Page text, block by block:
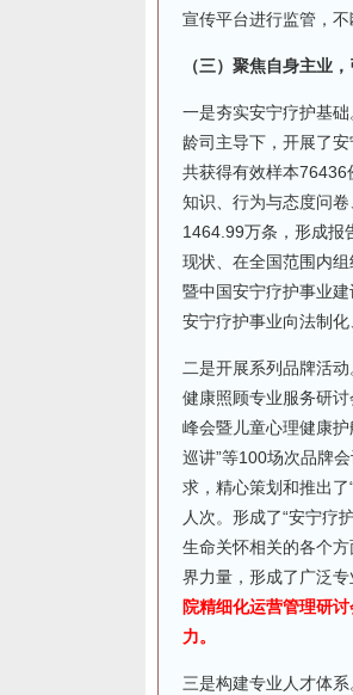
宣传平台进行监管，不
（三）聚焦自身主业
一是夯实安宁疗护基
龄司主导下，开展了
共获得有效样本76436
知识、行为与态度问
1464.99万条，形成报
现状、在全国范围内
暨中国安宁疗护事业
安宁疗护事业向法制化
二是开展系列品牌活
健康照顾专业服务研讨
峰会暨儿童心理健康护
巡讲”等100场次品牌
求，精心策划和推出了“
人次。形成了“安宁疗
生命关怀相关的各个
界力量，形成了广泛
院精细化运营管理研
力。
三是构建专业人才体